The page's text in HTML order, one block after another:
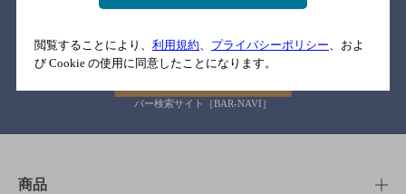
バー検索サイト［BAR-NAVI］
商品
閲覧することにより、 利用規約、 プライバシーポリシー、およ
び Cookie の使用に同意したことになります。